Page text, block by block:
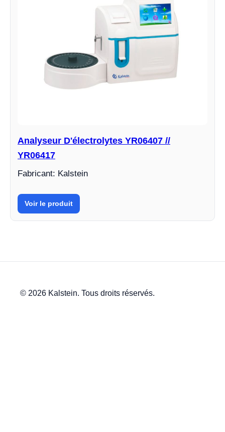
Analyseur D'électrolytes YR06407 //
YR06417
Fabricant: Kalstein
Voir le produit
© 2026 Kalstein. Tous droits réservés.